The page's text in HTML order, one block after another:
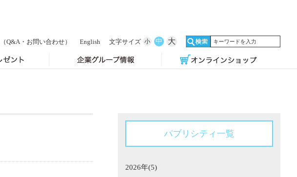
（Q&A・お問い合わせ） English 文字サイズ 小 中 大
パブリシティ一覧
2026年(5)